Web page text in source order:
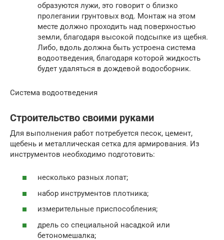
образуются лужи, это говорит о близко
пролегании грунтовых вод. Монтаж на этом
месте должно проходить над поверхностью
земли, благодаря высокой подсыпке из щебня.
Либо, вдоль должна быть устроена система
водоотведения, благодаря которой жидкость
будет удаляться в дождевой водосборник.
Система водоотведения
Строительство своими руками
Для выполнения работ потребуется песок, цемент,
щебень и металлическая сетка для армирования. Из
инструментов необходимо подготовить:
несколько разных лопат;
набор инструментов плотника;
измерительные приспособления;
дрель со специальной насадкой или
бетономешалка;